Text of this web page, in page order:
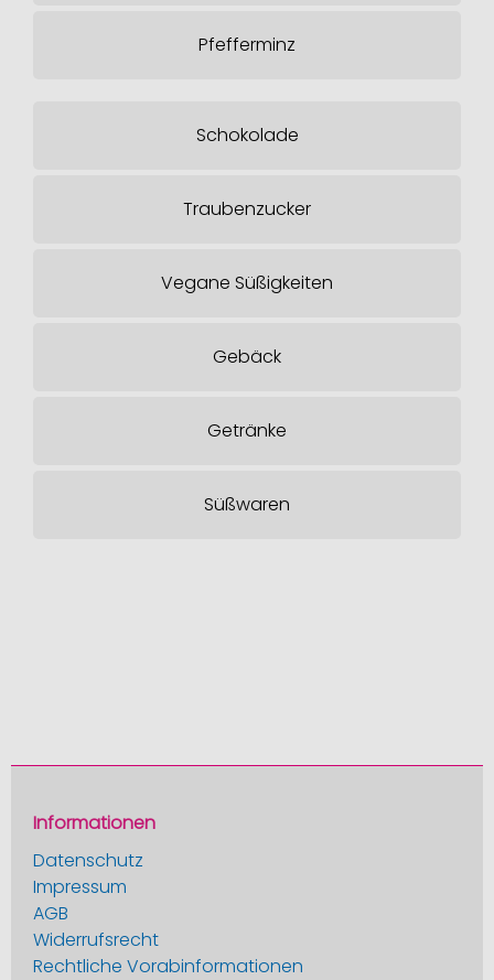
Pfefferminz
Schokolade
Traubenzucker
Vegane Süßigkeiten
Gebäck
Getränke
Süßwaren
Informationen
Datenschutz
Impressum
AGB
Widerrufsrecht
Rechtliche Vorabinformationen